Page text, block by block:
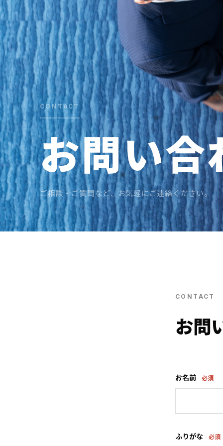
CONTACT
お問い合
ご相談・ご質問など、お気軽にご連絡ください。
CONTACT
お問
お名前 必須
ふりがな 必須